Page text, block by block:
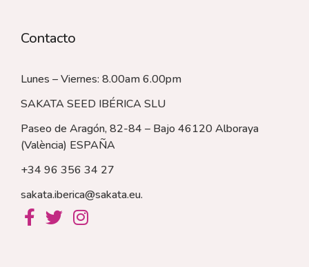
Contacto
Lunes – Viernes: 8.00am 6.00pm
SAKATA SEED IBÉRICA SLU
Paseo de Aragón, 82-84 – Bajo 46120 Alboraya
(València) ESPAÑA
+34 96 356 34 27
sakata.iberica@sakata.eu.